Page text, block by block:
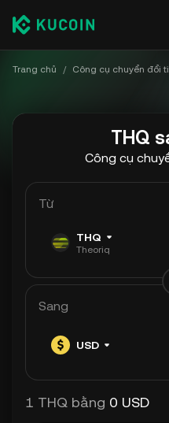
Trang chủ / Công cụ chuyển đổi
THQ
Công cụ
Từ
THQ
Theoriq
Sang
USD
1 THQ bằng 0 USD